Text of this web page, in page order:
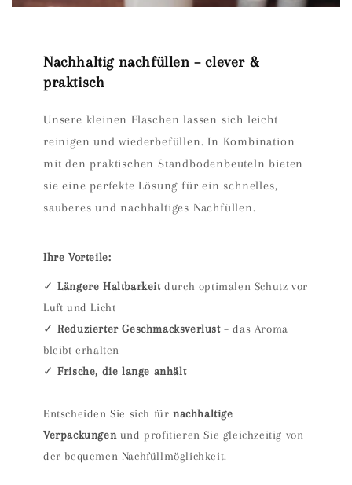
Nachhaltig nachfüllen – clever &
praktisch
Unsere kleinen Flaschen lassen sich leicht
reinigen und wiederbefüllen. In Kombination
mit den praktischen Standbodenbeuteln bieten
sie eine perfekte Lösung für ein schnelles,
sauberes und nachhaltiges Nachfüllen.
Ihre Vorteile:
✓Längere Haltbarkeitdurch optimalen Schutz vor
Luft und Licht
✓Reduzierter Geschmacksverlust– das Aroma
bleibt erhalten
✓Frische, die lange anhält
Entscheiden Sie sich für nachhaltige
Verpackungen und profitieren Sie gleichzeitig von
der bequemen Nachfüllmöglichkeit.